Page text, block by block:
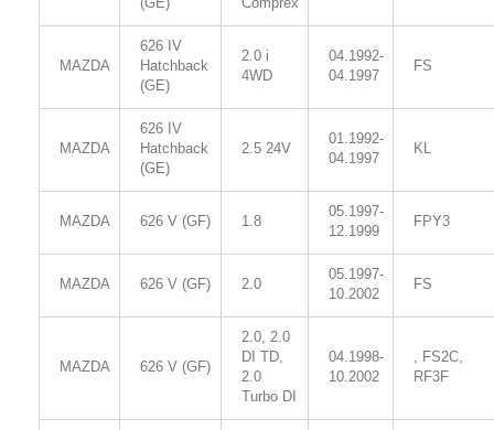
MAZDA
626 IV
Hatchback
(GE)
2.0 i
4WD
04.1992-
04.1997
FS
MAZDA
626 IV
Hatchback
(GE)
2.5 24V
01.1992-
04.1997
KL
MAZDA 626 V (GF) 1.8
05.1997-
12.1999
FPY3
MAZDA 626 V (GF) 2.0
05.1997-
10.2002
FS
MAZDA 626 V (GF)
2.0, 2.0
DI TD,
2.0
Turbo DI
04.1998-
10.2002
, FS2C,
RF3F